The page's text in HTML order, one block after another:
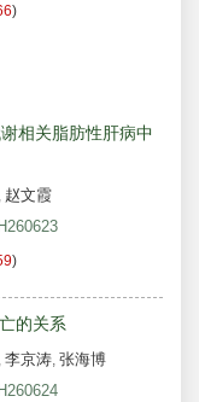
)
相关脂肪性肝病中
, 赵文霞
)
的关系
, 李京涛, 张海博